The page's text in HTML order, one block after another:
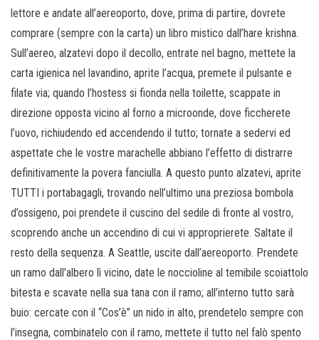
lettore e andate all’aereoporto, dove, prima di partire, dovrete
comprare (sempre con la carta) un libro mistico dall’hare krishna.
Sull’aereo, alzatevi dopo il decollo, entrate nel bagno, mettete la
carta igienica nel lavandino, aprite l’acqua, premete il pulsante e
filate via; quando l’hostess si fionda nella toilette, scappate in
direzione opposta vicino al forno a microonde, dove ficcherete
l’uovo, richiudendo ed accendendo il tutto; tornate a sedervi ed
aspettate che le vostre marachelle abbiano l’effetto di distrarre
definitivamente la povera fanciulla. A questo punto alzatevi, aprite
TUTTI i portabagagli, trovando nell’ultimo una preziosa bombola
d’ossigeno, poi prendete il cuscino del sedile di fronte al vostro,
scoprendo anche un accendino di cui vi approprierete. Saltate il
resto della sequenza. A Seattle, uscite dall’aereoporto. Prendete
un ramo dall’albero lì vicino, date le noccioline al temibile scoiattolo
bitesta e scavate nella sua tana con il ramo; all’interno tutto sarà
buio: cercate con il “Cos’è” un nido in alto, prendetelo sempre con
l’insegna, combinatelo con il ramo, mettete il tutto nel falò spento